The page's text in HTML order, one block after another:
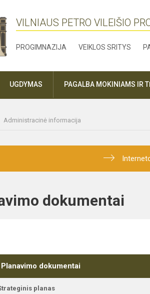
VILNIAUS PETRO VILEIŠIO
PROGIMNAZIJA VEIKLOS SRITYS
UGDYMAS PAGALBA MOKINIAMS IR
Administracinė informacija
dokumentai
Planavimo dokumentai
planas